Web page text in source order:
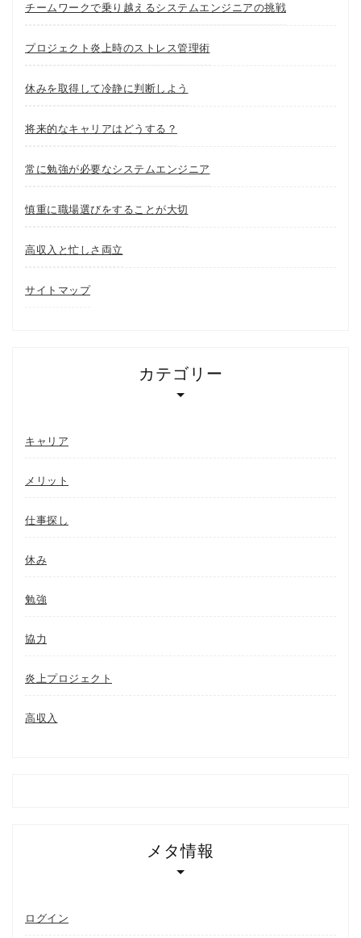
チームワークで乗り越えるシステムエンジニアの挑戦
プロジェクト炎上時のストレス管理術
休みを取得して冷静に判断しよう
将来的なキャリアはどうする？
常に勉強が必要なシステムエンジニア
慎重に職場選びをすることが大切
高収入と忙しさ両立
サイトマップ
カテゴリー
キャリア
メリット
仕事探し
休み
勉強
協力
炎上プロジェクト
高収入
メタ情報
ログイン